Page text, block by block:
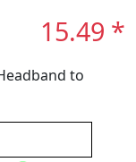
15.49 *
to